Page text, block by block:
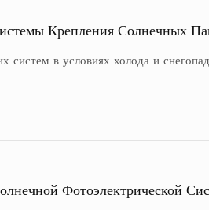
Крепления Солнечных
систем в условиях холода и
Фотоэлектрической